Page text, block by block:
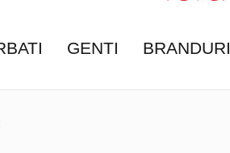
GENTI BRANDURI